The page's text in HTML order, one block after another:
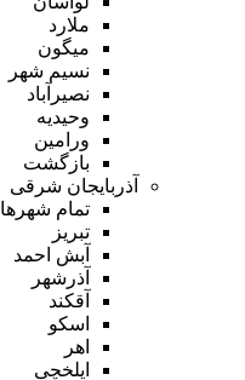
ملارد
میگون
نسیم شهر
نصیرآباد
وحیدیه
ورامین
بازگشت
آذربایجان شرقی
تمام شهر‌ها
تبریز
آبش احمد
آذرشهر
آقکند
اسکو
اهر
ایلخچی